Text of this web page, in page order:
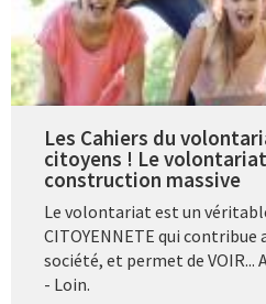
Les Cahiers du
citoyens ! Le
construction massive
Le volontariat est un
CITOYENNETE qui contribue
société, et permet de VOIR...
- Loin.